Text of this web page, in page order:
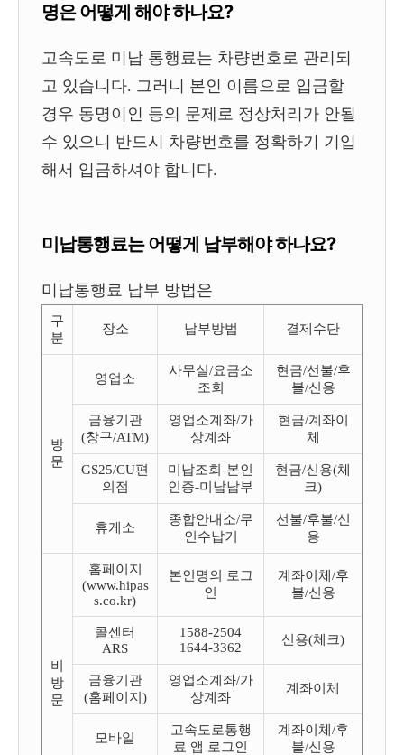
명은 어떻게 해야 하나요?
고속도로 미납 통행료는 차량번호로 관리되
고 있습니다. 그러니 본인 이름으로 입금할
경우 동명이인 등의 문제로 정상처리가 안될
수 있으니 반드시 차량번호를 정확하기 기입
해서 입금하셔야 합니다.
미납통행료는 어떻게 납부해야 하나요?
미납통행료 납부 방법은
구
분
장소 납부방법 결제수단
방
문
영업소
사무실/요금소
조회
현금/선불/후
불/신용
금융기관
(창구/ATM)
영업소계좌/가
상계좌
현금/계좌이
체
GS25/CU편
의점
미납조회-본인
인증-미납납부
현금/신용(체
크)
휴게소
종합안내소/무
인수납기
선불/후불/신
용
비
방
문
홈페이지
(www.hipas
s.co.kr)
본인명의 로그
인
계좌이체/후
불/신용
콜센터
ARS
1588-2504
1644-3362
신용(체크)
금융기관
(홈페이지)
영업소계좌/가
상계좌
계좌이체
모바일
고속도로통행
료 앱 로그인
계좌이체/후
불/신용